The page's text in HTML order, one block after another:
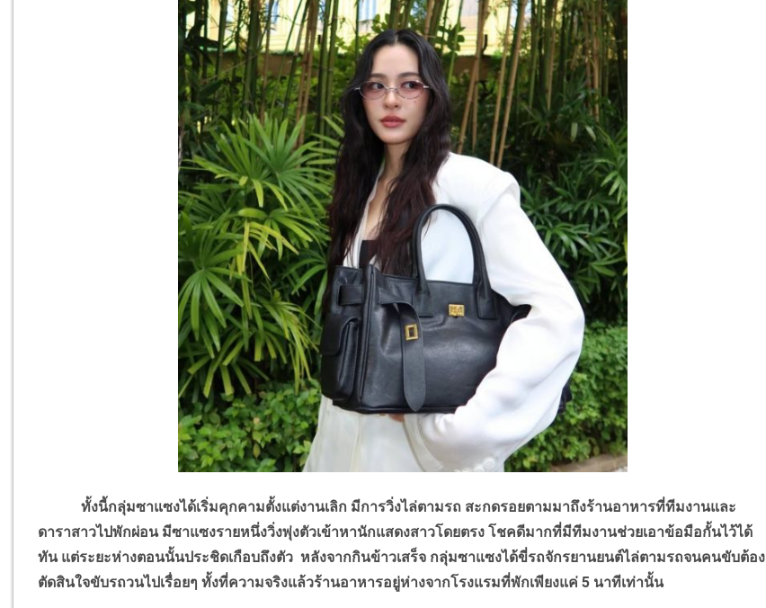
ทั้งนี้กลุ่มซาแซงได้เริ่มคุกคามตั้งแต่งานเลิก มีการวิ่งไล่ตามรถ สะกดรอยตามมาถึงร้านอาหารที่ทีมงานและ
ดาราสาวไปพักผ่อน มีซาแซงรายหนึ่งวิ่งพุ่งตัวเข้าหานักแสดงสาวโดยตรง โชคดีมากที่มีทีมงานช่วยเอาข้อมือกั้นไว้ได้
ทัน แต่ระยะห่างตอนนั้นประชิดเกือบถึงตัว หลังจากกินข้าวเสร็จ กลุ่มซาแซงได้ขี่รถจักรยานยนต์ไล่ตามรถจนคนขับต้อง
ตัดสินใจขับรถวนไปเรื่อยๆ ทั้งที่ความจริงแล้วร้านอาหารอยู่ห่างจากโรงแรมที่พักเพียงแค่ 5 นาทีเท่านั้น